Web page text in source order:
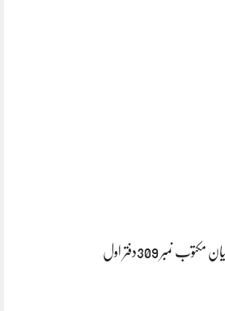
نمبر 309دفتر اول